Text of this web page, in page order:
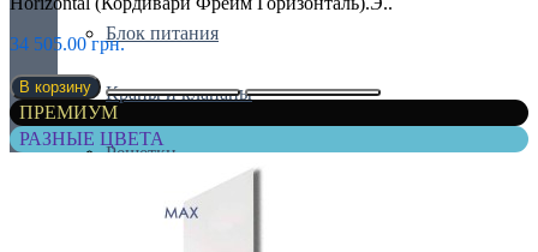
Блок питания
Краны и клапаны
Решетки
Сервоприводы
34 505.00 грн.
В корзину
ПРЕМИУМ
РАЗНЫЕ ЦВЕТА